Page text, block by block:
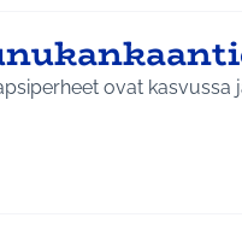
ovat kasvussa
Infra ja liikenne